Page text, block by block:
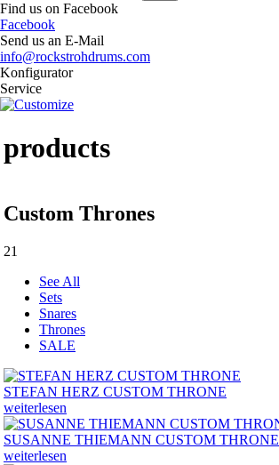
Find us on Facebook
Facebook
Send us an E-Mail
info@rockstrohdrums.com
Konfigurator
Service
products
Custom Thrones
21
See All
Sets
Snares
Thrones
SALE
STEFAN HERZ CUSTOM THRONE
weiterlesen
SUSANNE THIEMANN CUSTOM THRONE
weiterlesen